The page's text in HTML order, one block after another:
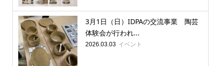
3月1日（日）IDPAの交流事業 陶芸
体験会が行われ...
2026.03.03 イベント